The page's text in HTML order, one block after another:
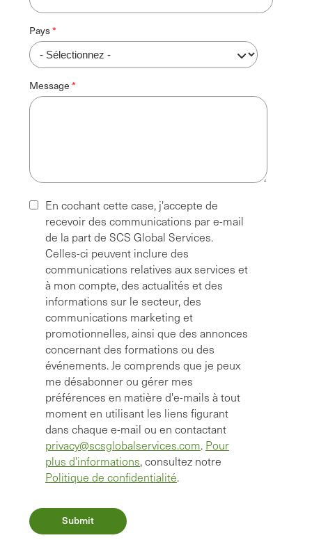
Pays
Message
En cochant cette case, j'accepte de
recevoir des communications par e-mail
de la part de SCS Global Services.
Celles-ci peuvent inclure des
communications relatives aux services et
à mon compte, des actualités et des
informations sur le secteur, des
communications marketing et
promotionnelles, ainsi que des annonces
concernant des formations ou des
événements. Je comprends que je peux
me désabonner ou gérer mes
préférences en matière d'e-mails à tout
moment en utilisant les liens figurant
dans chaque e-mail ou en contactant
privacy@scsglobalservices.com. Pour
plus d'informations, consultez notre
Politique de confidentialité.